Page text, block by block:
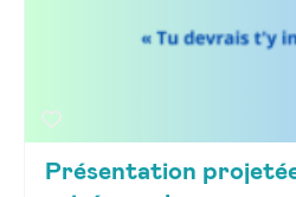
Présentation